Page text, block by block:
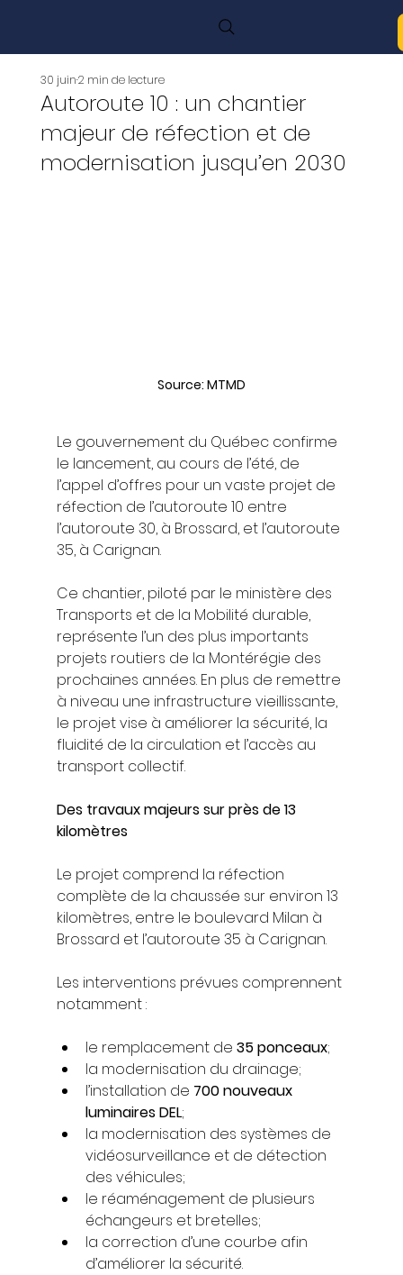
Autoroute 10 : un chantier
majeur de réfection et de
modernisation jusqu’en 2030
30 juin2 min de lecture
Source: MTMD
Le gouvernement du Québec confirme
le lancement, au cours de l’été, de
l’appel d’offres pour un vaste projet de
réfection de l’autoroute 10 entre
l’autoroute 30, à Brossard, et l’autoroute
35, à Carignan.
Ce chantier, piloté par le ministère des
Transports et de la Mobilité durable,
représente l’un des plus importants
projets routiers de la Montérégie des
prochaines années. En plus de remettre
à niveau une infrastructure vieillissante,
le projet vise à améliorer la sécurité, la
fluidité de la circulation et l’accès au
transport collectif.
Des travaux majeurs sur près de 13
kilomètres
Le projet comprend la réfection
complète de la chaussée sur environ 13
kilomètres, entre le boulevard Milan à
Brossard et l’autoroute 35 à Carignan.
Les interventions prévues comprennent
notamment :
le remplacement de 35 ponceaux;
la modernisation du drainage;
l’installation de 700 nouveaux
luminaires DEL;
la modernisation des systèmes de
vidéosurveillance et de détection
des véhicules;
le réaménagement de plusieurs
échangeurs et bretelles;
la correction d’une courbe afin
d’améliorer la sécurité.